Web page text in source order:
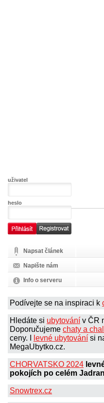
uživatel
heslo
Napsat článek
Napište nám
Info o serveru
Podívejte se na inspiraci k
Hledáte si ubytování v ČR
Doporučujeme chaty a
ceny. I
levné ubytování si
MegaUbytko.cz.
CHORVATSKO 2024
pokojích po celém
Snowtrex.cz